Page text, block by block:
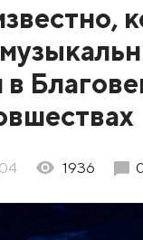
1936